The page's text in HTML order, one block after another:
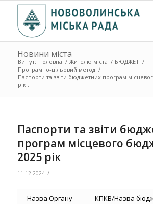
Новини міста
Ви тут: Головна / Жителю міста / БЮДЖЕТ /
Програмно-цільовий метод /
Паспорти та звіти бюджетних програм
рік...
Паспорти та звіти
програм місцевого
2025 рік
11.12.2024 /
Назва Органу КПКВ/Назва